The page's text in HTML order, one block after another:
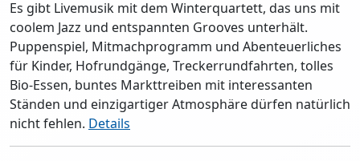
Es gibt Livemusik mit dem Winterquartett, das uns mit
coolem Jazz und entspannten Grooves unterhält.
Puppenspiel, Mitmachprogramm und Abenteuerliches
für Kinder, Hofrundgänge, Treckerrundfahrten, tolles
Bio-Essen, buntes Markttreiben mit interessanten
Ständen und einzigartiger Atmosphäre dürfen natürlich
nicht fehlen. Details